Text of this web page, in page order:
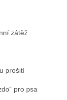
zátěž
prošití
pro psa